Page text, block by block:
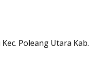
Poleang Utara Kab.